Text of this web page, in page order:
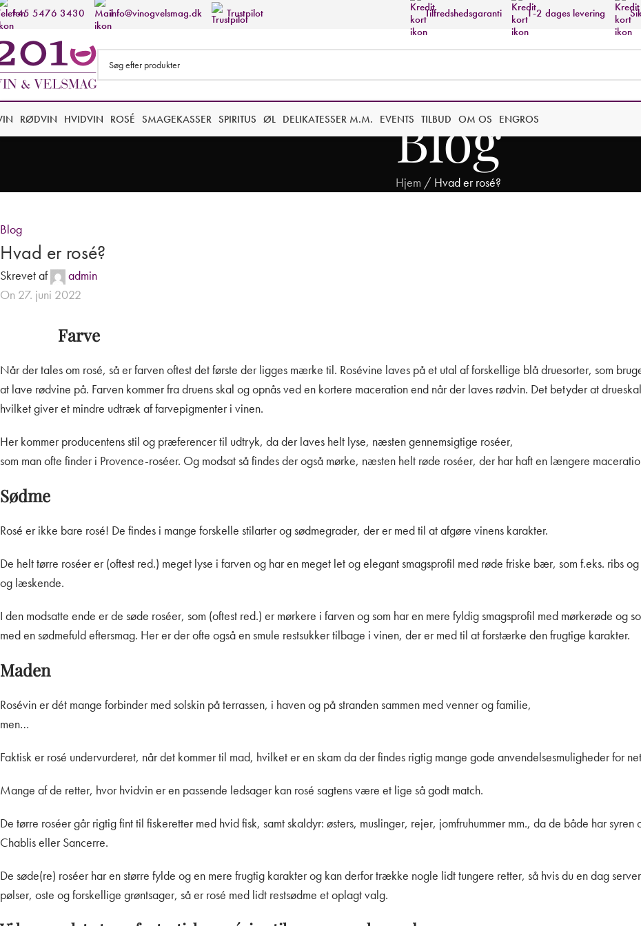
+45 5476 3430 info@vinogvelsmag.dk Trustpilot Tilfredshedsgaranti 1-2 dages levering
RØDVIN HVIDVIN ROSÉ SMAGEKASSER SPIRITUS ØL DELIKATESSER M.M. EVENTS TILBUD OM OS ENGROS
Blog
Hjem / Hvad er rosé?
Blog
Hvad er rosé?
Skrevet af
admin
On 27. juni 2022
Farve
Når der tales om rosé, så er farven oftest det første der ligges mærke til. Rosévine laves på et utal af forskellige blå druesorter, som
at lave rødvine på. Farven kommer fra druens skal og opnås ved en kortere maceration end når der laves rødvin. Det betyder at
hvilket giver et mindre udtræk af farvepigmenter i vinen.
Her kommer producentens stil og præferencer til udtryk, da der laves helt lyse, næsten gennemsigtige roséer,
som man ofte finder i Provence-roséer. Og modsat så findes der også mørke, næsten helt røde roséer, der har haft en længere
Sødme
Rosé er ikke bare rosé! De findes i mange forskelle stilarter og sødmegrader, der er med til at afgøre vinens karakter.
De helt tørre roséer er (oftest red.) meget lyse i farven og har en meget let og elegant smagsprofil med røde friske bær, som f.eks. ribs
og læskende.
I den modsatte ende er de søde roséer, som (oftest red.) er mørkere i farven og som har en mere fyldig smagsprofil med mørkerøde
med en sødmefuld eftersmag. Her er der ofte også en smule restsukker tilbage i vinen, der er med til at forstærke den frugtige karakter.
Maden
Rosévin er dét mange forbinder med solskin på terrassen, i haven og på stranden sammen med venner og familie,
men…
Faktisk er rosé undervurderet, når det kommer til mad, hvilket er en skam da der findes rigtig mange gode anvendelsesmuligheder for
Mange af de retter, hvor hvidvin er en passende ledsager kan rosé sagtens være et lige så godt match.
De tørre roséer går rigtig fint til fiskeretter med hvid fisk, samt skaldyr: østers, muslinger, rejer, jomfruhummer mm., da de både har
Chablis eller Sancerre.
De søde(re) roséer har en større fylde og en mere frugtig karakter og kan derfor trække nogle lidt tungere retter, så hvis du en dag
pølser, oste og forskellige grøntsager, så er rosé med lidt restsødme et oplagt valg.